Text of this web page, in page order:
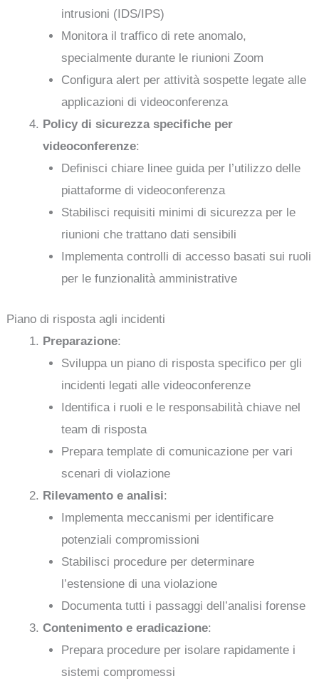
intrusioni (IDS/IPS)
Monitora il traffico di rete anomalo,
specialmente durante le riunioni Zoom
Configura alert per attività sospette legate alle
applicazioni di videoconferenza
Policy di sicurezza specifiche per
videoconferenze:
Definisci chiare linee guida per l’utilizzo delle
piattaforme di videoconferenza
Stabilisci requisiti minimi di sicurezza per le
riunioni che trattano dati sensibili
Implementa controlli di accesso basati sui ruoli
per le funzionalità amministrative
Piano di risposta agli incidenti
Preparazione:
Sviluppa un piano di risposta specifico per gli
incidenti legati alle videoconferenze
Identifica i ruoli e le responsabilità chiave nel
team di risposta
Prepara template di comunicazione per vari
scenari di violazione
Rilevamento e analisi:
Implementa meccanismi per identificare
potenziali compromissioni
Stabilisci procedure per determinare
l’estensione di una violazione
Documenta tutti i passaggi dell’analisi forense
Contenimento e eradicazione:
Prepara procedure per isolare rapidamente i
sistemi compromessi